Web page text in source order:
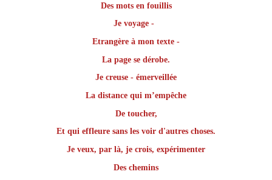
Des mots en fouillis
Je voyage -
Etrangère à mon texte -
La page se dérobe.
Je creuse - émerveillée
La distance qui m’empêche
De toucher,
Et qui effleure sans les voir d'autres choses.
Je veux, par là, je crois, expérimenter
Des chemins